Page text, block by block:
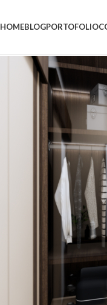
HOMEBLOGPORTOFOLIO